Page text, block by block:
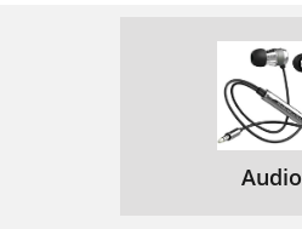
Audio